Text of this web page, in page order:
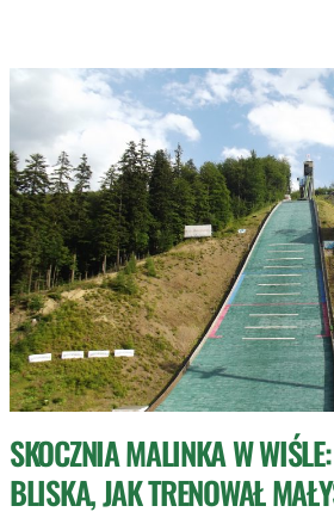
SKOCZNIA MALINKA W
BLISKA, JAK TRENOWAŁ